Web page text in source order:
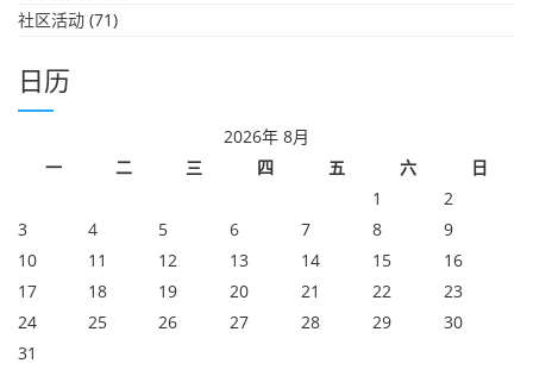
社区活动 (71)
日历
2026年 8月
一
二 三 四 五 六
日
1
2
3
4 5 6 7 8
9
10
11 12 13 14 15
16
17
18 19 20 21 22
23
24
25 26 27 28 29
30
31